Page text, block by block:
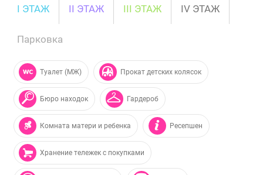
I ЭТАЖ II ЭТАЖ III ЭТАЖ IV ЭТАЖ
Парковка
Туалет (МЖ) Прокат детских колясок
Бюро находок Гардероб
Комната матери и ребенка Ресепшен
Хранение тележек с покупками